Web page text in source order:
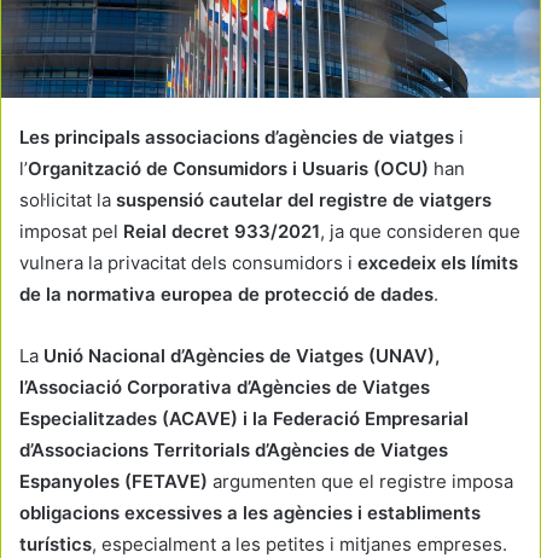
Les principals associacions d’agències de viatges i
l’Organització de Consumidors i Usuaris (OCU) han
sol·licitat la suspensió cautelar del registre de viatgers
imposat pel Reial decret 933/2021, ja que consideren que
vulnera la privacitat dels consumidors i excedeix els límits
de la normativa europea de protecció de dades.
La Unió Nacional d’Agències de Viatges (UNAV),
l’Associació Corporativa d’Agències de Viatges
Especialitzades (ACAVE) i la Federació Empresarial
d’Associacions Territorials d’Agències de Viatges
Espanyoles (FETAVE) argumenten que el registre imposa
obligacions excessives a les agències i establiments
turístics, especialment a les petites i mitjanes empreses.